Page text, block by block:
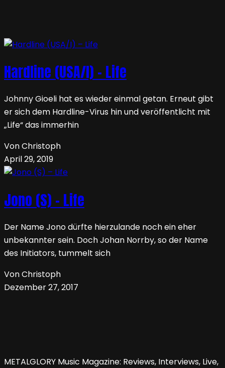
Hardline (USA/I) – Life
Johnny Gioeli hat es wieder einmal getan. Erneut gibt
er sich dem Hardline-Virus hin und veröffentlicht mit
„Life“ das immerhin
Von Christoph
April 29, 2019
Jono (S) – Life
Der Name Jono dürfte hierzulande noch ein eher
unbekannter sein. Doch Johan Norrby, so der Name
des Initiators, tummelt sich
Von Christoph
Dezember 27, 2017
METALGLORY Music Magazine: Reviews, Interviews, Live,